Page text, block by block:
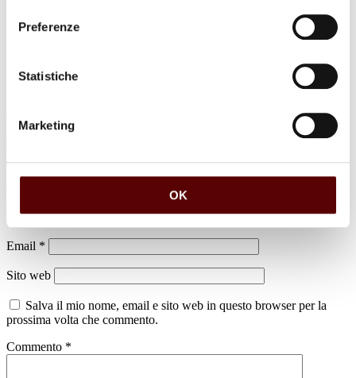
Preferenze
Statistiche
Marketing
OK
Il tuo indirizzo email non sarà pubblicato. I campi obbligatori sono
Nome*
Email *
Sito web
Salva il mio nome, email e sito web in questo browser per la
prossima volta che commento.
Commento *